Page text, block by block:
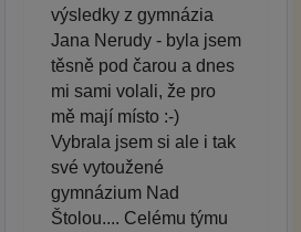
výsledky z gymnázia
Jana Nerudy - byla jsem
těsně pod čarou a dnes
mi sami volali, že pro
mě mají místo :-)
Vybrala jsem si ale i tak
své vytoužené
gymnázium Nad
Štolou.... Celému týmu